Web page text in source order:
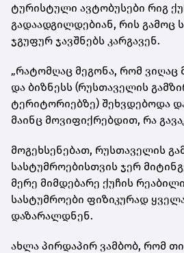
ტურისტული ავტობუსები რიგ
გადაადგილდებიან, რის გამოც
ჯგუფურ ჯავშნებს კარგავენ.
„რატომღაც მეგონა, რომ ვიღაც
და ბიზნესს (რუსთაველის
ტერიტორიებზე) შეხვდებოდა
მაინც მოვიფიქრებდით, რა
მოგეხსენებათ, რუსთაველის
სასტუმროებისთვის ჯერ
მერე მიმდებარე ქუჩის
სასტუმროები ფიზიკურად
დაზარალდნენ.
ახლა პირდაპირ ვამბობ, რომ